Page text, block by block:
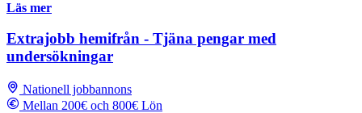
Läs mer
Extrajobb hemifrån - Tjäna pengar med
undersökningar
Nationell jobbannons
Mellan 200€ och 800€ Lön